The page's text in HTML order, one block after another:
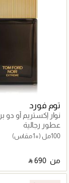
توم فورد
نوار إكستريم أو دو برفان
عطور رجالية
100مل (+1 مقاس)
من ‎ ⃁ ⁦690⁩ ‎